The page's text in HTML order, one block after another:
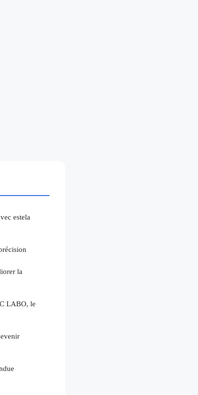
estela
la
LABO, le